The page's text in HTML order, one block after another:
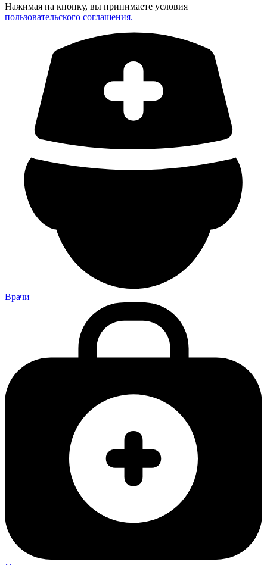
Нажимая на кнопку, вы принимаете условия
пользовательского соглашения.
Врачи